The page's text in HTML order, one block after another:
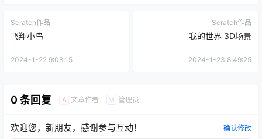
Scratch作品
飞翔小鸟
2024-1-22 9:08:15
Scratch作品
我的世界 3D场景
2024-1-23 8:49:25
0 条回复 A 文章作者 M 管理员
欢迎您，新朋友，感谢参与互动！ 确认修改